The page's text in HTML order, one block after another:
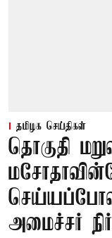
தமிழக செய்திகள்
தொகுதி
அமைச்சர்